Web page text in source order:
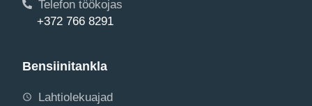
Telefon töökojas
+372 766 8291
Bensiinitankla
Lahtiolekuajad